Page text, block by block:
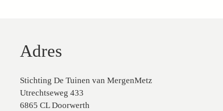
Adres
Stichting De Tuinen van MergenMetz
Utrechtseweg 433
6865 CL Doorwerth